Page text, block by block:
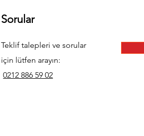
Sorular
Teklif talepleri ve sorular
için lütfen arayın:
0212 886 59 02